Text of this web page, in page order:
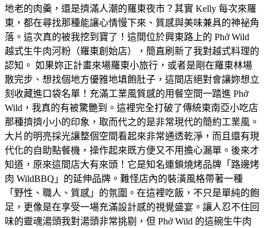
地老的肉羹，還是擠滿人潮的羅東夜市？其實 Kelly 每次來羅
東，都在尋找那種能讓心情慢下來、質感與美味兼具的神祕角
落。這次真的被我挖到寶了！這間位於興東路上的 Phở Wild
越式生牛肉河粉（羅東創始店），簡直刷新了我對越式料理的
認知。 如果妳正計畫來場羅東小旅行，或者是剛在羅東林場
散完步、想找個地方優雅地填飽肚子，這間店絕對會讓妳想立
刻收藏進口袋名單！充滿工業風質感的用餐空間一踏進 Phở
Wild，我真的有被驚艷到。這裡完全打破了傳統東南亞小吃店
那種擠擠小小的印象，取而代之的是非常現代的簡約工業風。
大片的明亮採光讓整個空間看起來非常通透乾淨，而且還有現
代化的自助點餐機，操作起來既方便又不用擔心漏單。後來才
知道，原來這間店大有來頭！它是知名連鎖燒烤品牌「路邊烤
肉 WildBBQ」的延伸品牌。難怪店內的裝潢風格帶著一種
「野性、職人、質感」的氛圍。在這裡吃飯，不只是單純的飽
足，更像是在享受一場充滿設計感的視覺盛宴。讓人忍不住回
味的靈魂湯頭我對湯頭非常挑剔，但 Phở Wild 的這碗生牛肉